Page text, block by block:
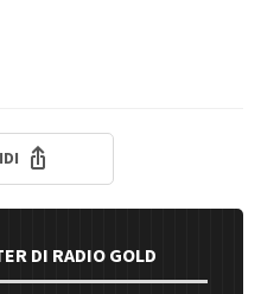
DI RADIO GOLD